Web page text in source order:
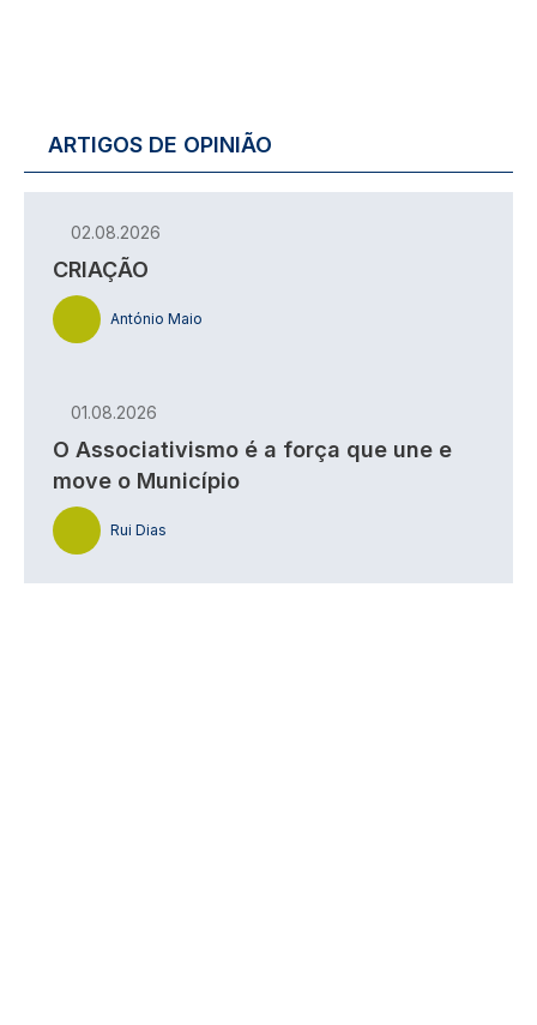
ARTIGOS DE OPINIÃO
02.08.2026
CRIAÇÃO
António Maio
01.08.2026
O Associativismo é a força que une e
move o Município
Rui Dias